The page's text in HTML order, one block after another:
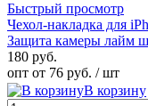
Быстрый просмотр
Чехол-накладка для
Защита камеры лайм
180 руб.
опт от 76 руб. / шт
В корзину